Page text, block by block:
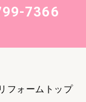
7366
フォームトップ